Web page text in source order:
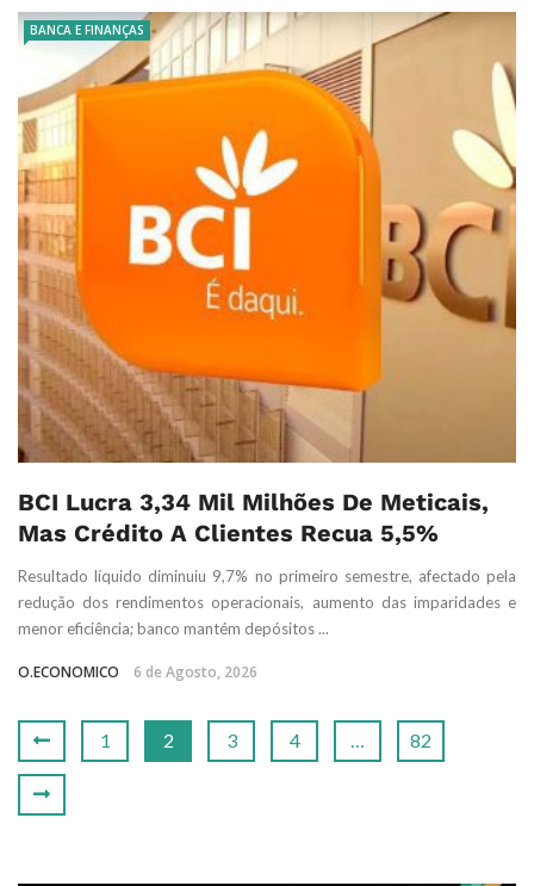
BANCA E FINANÇAS
BCI Lucra 3,34 Mil Milhões De Meticais,
Mas Crédito A Clientes Recua 5,5%
Resultado líquido diminuiu 9,7% no primeiro semestre, afectado pela
redução dos rendimentos operacionais, aumento das imparidades e
menor eficiência; banco mantém depósitos ...
O.ECONOMICO 6 de Agosto, 2026
1 2 3 4 82